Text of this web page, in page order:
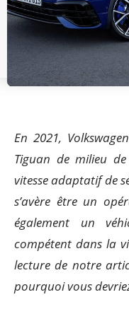
En 2021,
Tiguan de milieu
vitesse adaptatif de
s’avère être un
également un
compétent dans la
lecture de notre
pourquoi vous